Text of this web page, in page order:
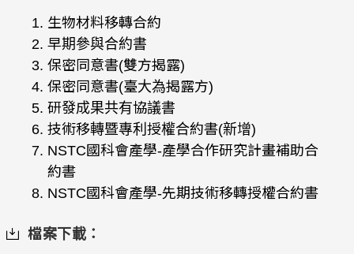
生物材料移轉合約
早期參與合約書
保密同意書(雙方揭露)
保密同意書(臺大為揭露方)
研發成果共有協議書
技術移轉暨專利授權合約書(新增)
NSTC國科會產學-產學合作研究計畫補助合
約書
NSTC國科會產學-先期技術移轉授權合約書
檔案下載：